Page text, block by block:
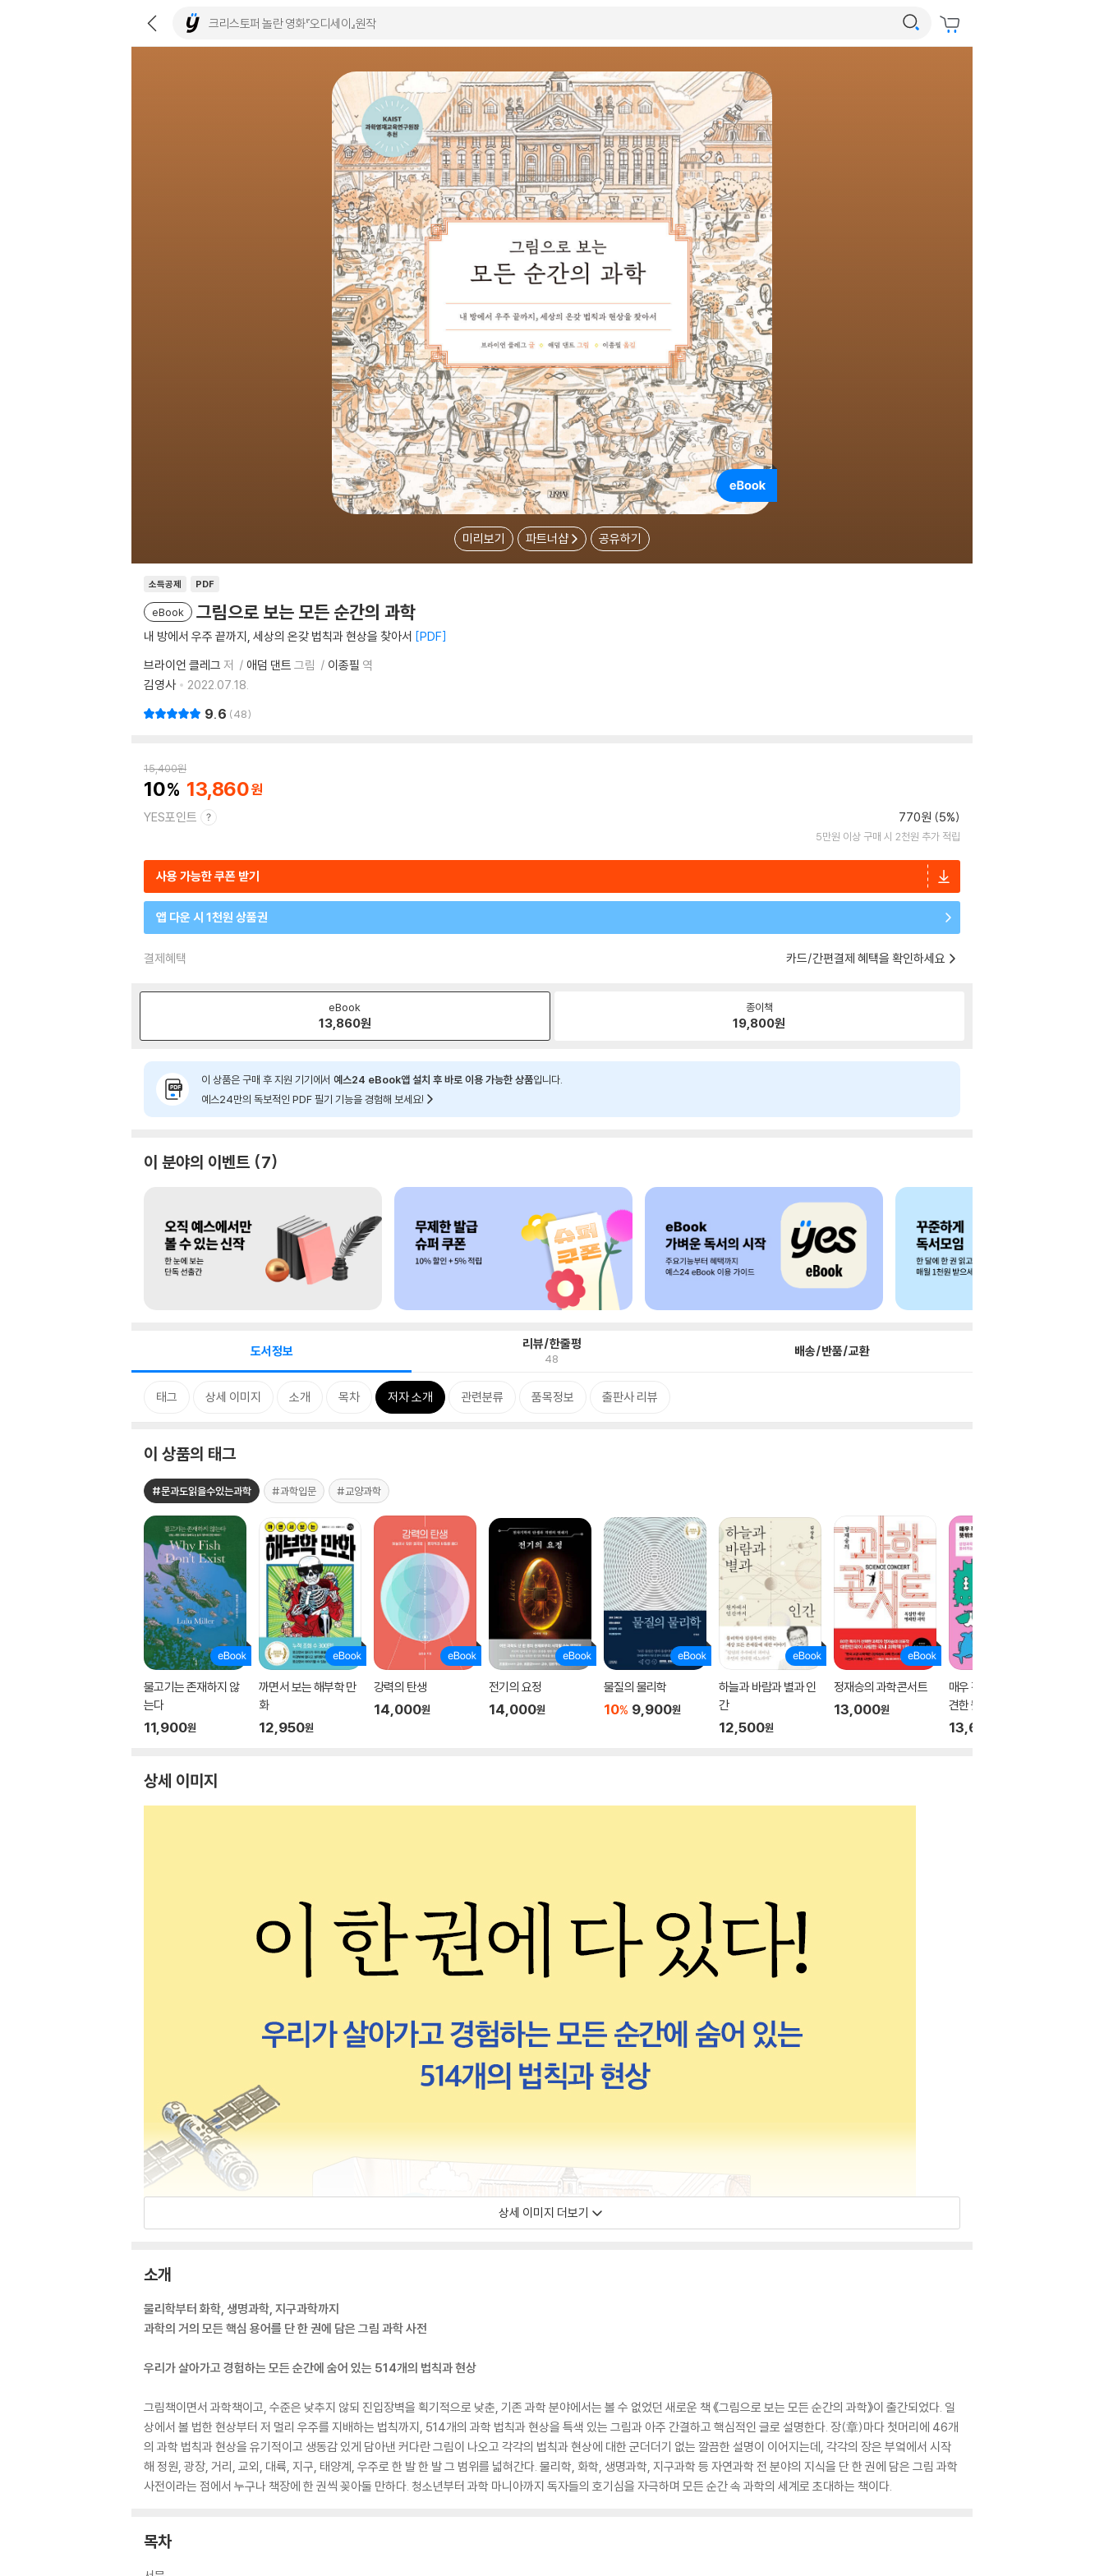
미리보기 파트너샵 공유하기
소득공제 PDF
eBook 그림으로 보는 모든 순간의 과학
내 방에서 우주 끝까지, 세상의 온갖 법칙과 현상을 찾아서 PDF
브라이언 클레그 저 애덤 댄트 그림 이종필 역
김영사
2022.07.18.
9.6 48
15,400원
10 13,860
YES포인트 770원 (5%)
5만원 이상 구매 시 2천원 추가 적립
사용 가능한 쿠폰 받기
앱 다운 시 1천원 상품권
결제혜택 카드/간편결제 혜택을 확인하세요
eBook
13,860원
종이책
19,800원
이 상품은 구매 후 지원 기기에서 예스24 eBook앱 설치 후 바로 이용 가능한 상품입니다.
예스24만의 독보적인 PDF 필기 기능을 경험해 보세요!
이 분야의 이벤트 7
도서정보 리뷰/한줄평
48 배송/반품/교환
태그 상세 이미지 소개 목차 저자 소개 관련분류 품목정보 출판사 리뷰
이 상품의 태그
#문과도읽을수있는과학 #과학입문 #교양과학
물고기는 존재하지 않
는다
11,900원
까면서 보는 해부학 만
화
12,950원
강력의 탄생
14,000원
전기의 요정
14,000원
물질의 물리학
10% 9,900원
하늘과 바람과 별과 인
간
12,500원
정재승의 과학콘서트
13,000원
매우 작은 세계에서 발
견한 뜻밖의 생물학
13,600
상세 이미지
상세 이미지 더보기
소개
물리학부터 화학, 생명과학, 지구과학까지
과학의 거의 모든 핵심 용어를 단 한 권에 담은 그림 과학 사전
우리가 살아가고 경험하는 모든 순간에 숨어 있는 514개의 법칙과 현상
그림책이면서 과학책이고, 수준은 낮추지 않되 진입장벽을 획기적으로 낮춘, 기존 과학 분야에서는 볼 수 없었던 새로운 책 《그림으로 보는 모든 순간의 과학》이 출간되었다. 일
상에서 볼 법한 현상부터 저 멀리 우주를 지배하는 법칙까지, 514개의 과학 법칙과 현상을 특색 있는 그림과 아주 간결하고 핵심적인 글로 설명한다. 장(章)마다 첫머리에 46개
의 과학 법칙과 현상을 유기적이고 생동감 있게 담아낸 커다란 그림이 나오고 각각의 법칙과 현상에 대한 군더더기 없는 깔끔한 설명이 이어지는데, 각각의 장은 부엌에서 시작
해 정원, 광장, 거리, 교외, 대륙, 지구, 태양계, 우주로 한 발 한 발 그 범위를 넓혀간다. 물리학, 화학, 생명과학, 지구과학 등 자연과학 전 분야의 지식을 단 한 권에 담은 그림 과학
사전이라는 점에서 누구나 책장에 한 권씩 꽂아둘 만하다. 청소년부터 과학 마니아까지 독자들의 호기심을 자극하며 모든 순간 속 과학의 세계로 초대하는 책이다.
목차